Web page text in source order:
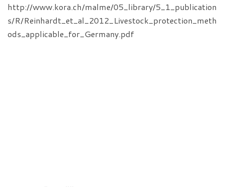
http://www.kora.ch/malme/05_library/5_1_publication
s/R/Reinhardt_et_al_2012_Livestock_protection_meth
ods_applicable_for_Germany.pdf